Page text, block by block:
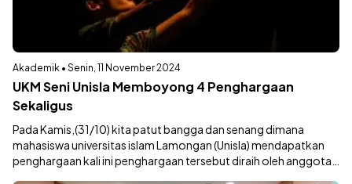
Akademik • Senin, 11 November 2024
UKM Seni Unisla Memboyong 4 Penghargaan
Sekaligus
Pada Kamis,(31/10) kita patut bangga dan senang dimana
mahasiswa universitas islam Lamongan (Unisla) mendapatkan
penghargaan kali ini penghargaan tersebut diraih oleh anggota